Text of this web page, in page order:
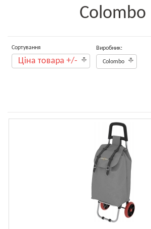
Colombo
Сортування
Ціна товара +/-
Виробник:
Colombo